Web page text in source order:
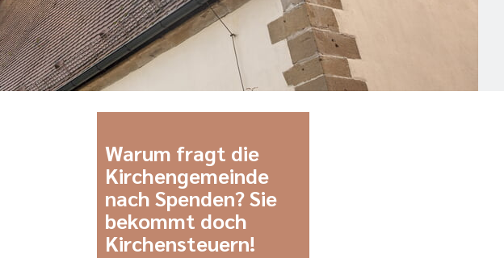
Warum fragt die
Kirchengemeinde
nach Spenden? Sie
bekommt doch
Kirchensteuern!